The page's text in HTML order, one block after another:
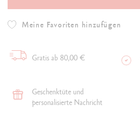
Meine Favoriten hinzufügen
Gratis ab 80,00 €
Geschenktüte und
personalisierte Nachricht